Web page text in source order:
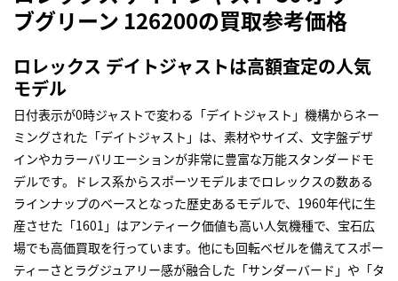
ブグリーン 126200の買取参考価格
ロレックス デイトジャストは高額査定の人気
モデル
日付表示が0時ジャストで変わる「デイトジャスト」機構からネー
ミングされた「デイトジャスト」は、素材やサイズ、文字盤デザ
インやカラーバリエーションが非常に豊富な万能スタンダードモ
デルです。ドレス系からスポーツモデルまでロレックスの数ある
ラインナップのベースとなった歴史あるモデルで、1960年代に生
産させた「1601」はアンティーク価値も高い人気機種で、宝石広
場でも高価買取を行っています。他にも回転ベゼルを備えてスポー
ティーさとラグジュアリー感が融合した「サンダーバード」や「タ